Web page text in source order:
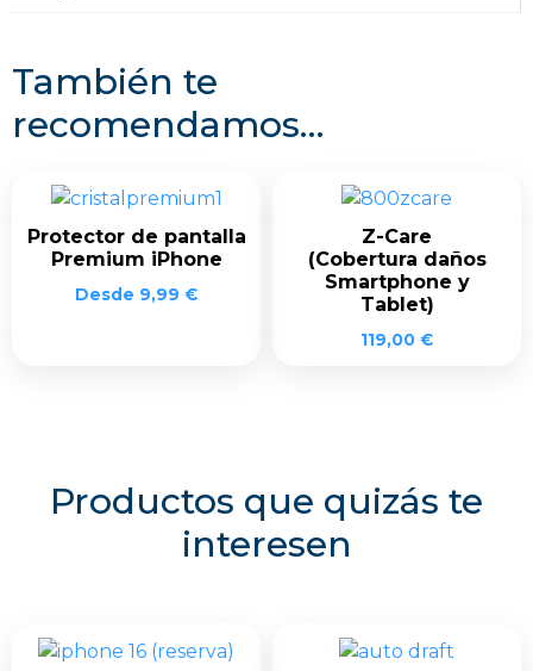
También te
recomendamos…
Protector de pantalla
Premium iPhone
Desde 9,99 €
Z-Care
(Cobertura daños
Smartphone y
Tablet)
119,00 €
Productos que quizás te
interesen